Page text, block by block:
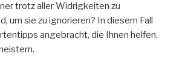
trotz aller Widrigkeiten zu
um sie zu ignorieren? In diesem Fall
angebracht, die Ihnen helfen,